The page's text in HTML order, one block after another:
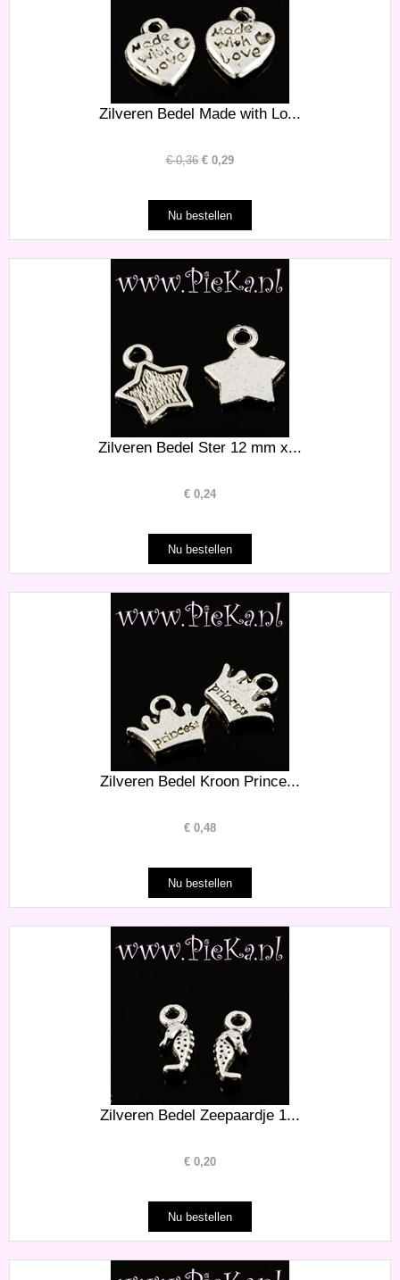
Zilveren Bedel Made with Lo...
€0,36 € 0,29
Zilveren Bedel Ster 12 mm x...
€ 0,24
Zilveren Bedel Kroon Prince...
€ 0,48
Zilveren Bedel Zeepaardje 1...
€ 0,20